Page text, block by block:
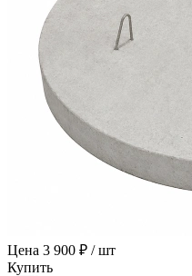
Цена 3 900 ₽ / шт
Купить